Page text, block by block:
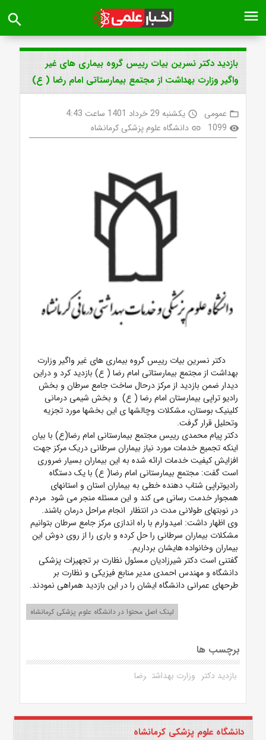
menu
search
بازدید دکتر نسرین بیات رییس گروه بیماری های غیر
واگیر وزارت بهداشت از مجتمع بیمارستاتی امام رضا ( ع)
folder_open عمومی access_time یکشنبه 29 خرداد 1401 ساعت 4:43
visibility
1099
link دانشگاه علوم پزشکی کرمانشاه
دکتر نسرین بیات رییس گروه بیماری های غیر واگیر وزارت
بهداشت از مجتمع بیمارستاتی امام رضا ( ع) بازدید کرد و دراین
دیدار ضمن بازدید از مرکز درحال ساخت جامع سرطان و بخش
رادیو تراپی بیمارستان امام رضا ( ع) و بخش شیمی درمانی
کلینیک بوستان، مشکلات وچالشها ی این بخشها مورد تجزیه
وتحلیل قرار گرفت.
دکتر پیام محمدی رییس مجتمع بیمارستانی امام رضا(ع) با بیان
اینکهتجمیع خدمات مورد نیاز بیماران سرطانی دریک مرکز جهت
افزایش کیفیت خدمات ارائه شده به این بیماران بسیار ضروری
است گفت: مجتمع بیمارستانی امام رضا( ع) با یک دستگاه
رادیوتراپی شتاب دهنده خطی به بیماران استان و استانهای
همجوار خدمت رسانی می کند و این مسئله منجر می شود مردم
در نوبتهای طولانی مدت در انتظار انجام مراحل درمان باشند.
وی اظهار داشت: امیدوارم با راه اندازی مرکز جامع سرطان بتوانیم
مشکلات بیماران سرطانی را حل کرده و باری را از روی دوش این
بیماران وخانواده هایشان برداریم‌.
گفتنی است دکتر شیرزادیان مسئول نظارت بر تجهیزات پزشکی
دانشگاه و مهندس احمدی مدیر منابع فیزیکی و نظارت بر
طرحهای عمرانی دانشگاه ایشان را در این بازدید همراهی نمودند.
لینک اصل محتوا در دانشگاه علوم پزشکی کرمانشاه
برچسب ها
بازدید دکتر وزارت بهداشت رضا
دانشگاه علوم پزشکی کرمانشاه